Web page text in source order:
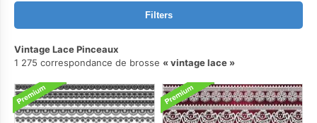
Filters
Vintage Lace Pinceaux
1 275 correspondance de brosse
vintage lace